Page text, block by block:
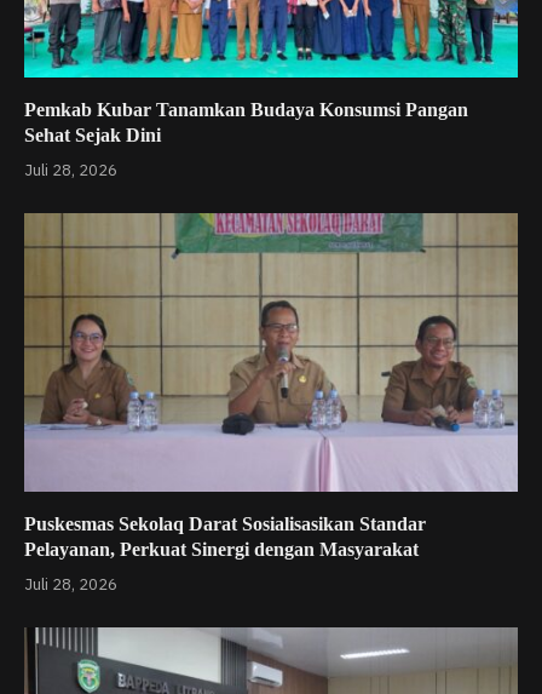
Pemkab Kubar Tanamkan Budaya Konsumsi Pangan
Sehat Sejak Dini
Juli 28, 2026
Puskesmas Sekolaq Darat Sosialisasikan Standar
Pelayanan, Perkuat Sinergi dengan Masyarakat
Juli 28, 2026